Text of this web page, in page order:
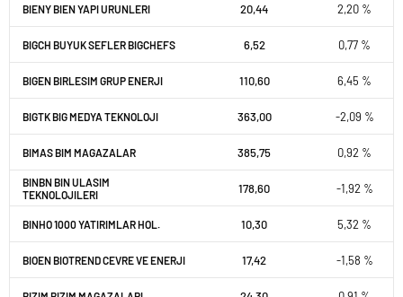
BIENY BIEN YAPI URUNLERI 20,44 2,20 %
BIGCH BUYUK SEFLER BIGCHEFS 6,52 0,77 %
BIGEN BIRLESIM GRUP ENERJI 110,60 6,45 %
BIGTK BIG MEDYA TEKNOLOJI 363,00 -2,09 %
BIMAS BIM MAGAZALAR 385,75 0,92 %
BINBN BIN ULASIM
TEKNOLOJILERI
178,60 -1,92 %
BINHO 1000 YATIRIMLAR HOL. 10,30 5,32 %
BIOEN BIOTREND CEVRE VE ENERJI 17,42 -1,58 %